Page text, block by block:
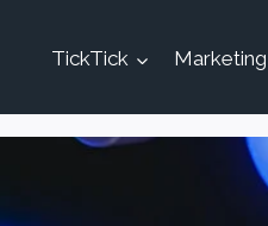
TickTick Marketing